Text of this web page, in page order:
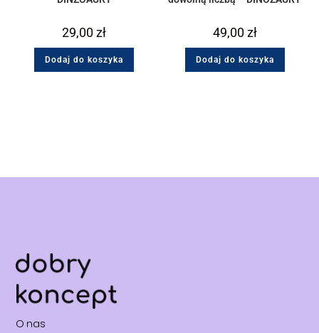
29,00zł
Dodaj do koszyka
49,00zł
Dodaj do koszyka
O nas